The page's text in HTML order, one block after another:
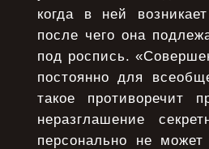
когда в ней
после чего она
под роспись.
постоянно для
такое противоречит
неразглашение
персонально не